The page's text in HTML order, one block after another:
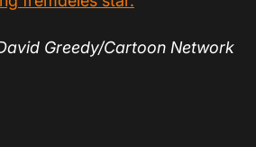
Greedy/Cartoon Network